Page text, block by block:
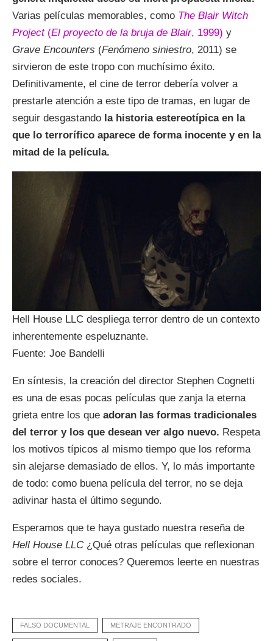
Varias películas memorables, como The Blair Witch
Project(El proyecto de la bruja de Blair, 1999) y
Grave Encounters (Fenómeno siniestro, 2011) se
sirvieron de este tropo con muchísimo éxito.
Definitivamente, el cine de terror debería volver a
prestarle atención a este tipo de tramas, en lugar de
seguir desgastando la historia estereotípica en la
que lo terrorífico aparece de forma inocente y en la
mitad de la película.
Hell House LLC despliega terror dentro de un contexto
inherentemente espeluznante.
Fuente: Joe Bandelli
En síntesis, la creación del director Stephen Cognetti
es una de esas pocas películas que zanja la eterna
grieta entre los que adoran las formas tradicionales
del terror y los que desean ver algo nuevo. Respeta
los motivos típicos al mismo tiempo que los reforma
sin alejarse demasiado de ellos. Y, lo más importante
de todo: como buena película del terror, no se deja
adivinar hasta el último segundo.
Esperamos que te haya gustado nuestra reseña de
Hell House LLC ¿Qué otras películas que reflexionan
sobre el terror conoces? Queremos leerte en nuestras
redes sociales.
FALSO DOCUMENTAL METRAJE ENCONTRADO